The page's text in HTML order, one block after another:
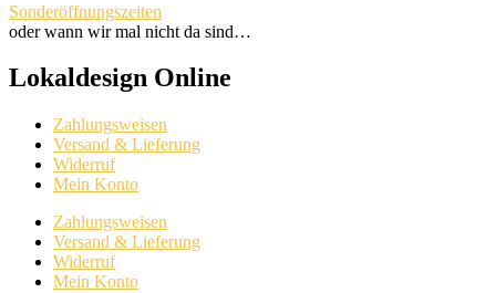
Sonderöffnungszeiten
oder wann wir mal nicht da sind…
Lokaldesign Online
Zahlungsweisen
Versand & Lieferung
Widerruf
Mein Konto
Zahlungsweisen
Versand & Lieferung
Widerruf
Mein Konto